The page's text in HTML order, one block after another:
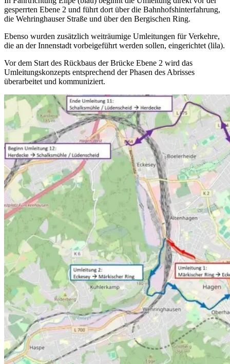
gesperrten Ebene 2 und führt dort über die Bahnhofshinterfahrung,
die Wehringhauser Straße und über den Bergischen Ring.
Ebenso wurden zusätzlich weiträumige Umleitungen für Verkehre,
die an der Innenstadt vorbeigeführt werden sollen, eingerichtet (lila).
Vor dem Start des Rückbaus der Brücke Ebene 2 wird das
Umleitungskonzepts entsprechend der Phasen des Abrisses
überarbeitet und kommuniziert.